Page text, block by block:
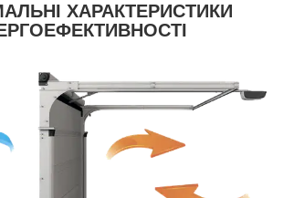
ХАРАКТЕРИСТИКИ